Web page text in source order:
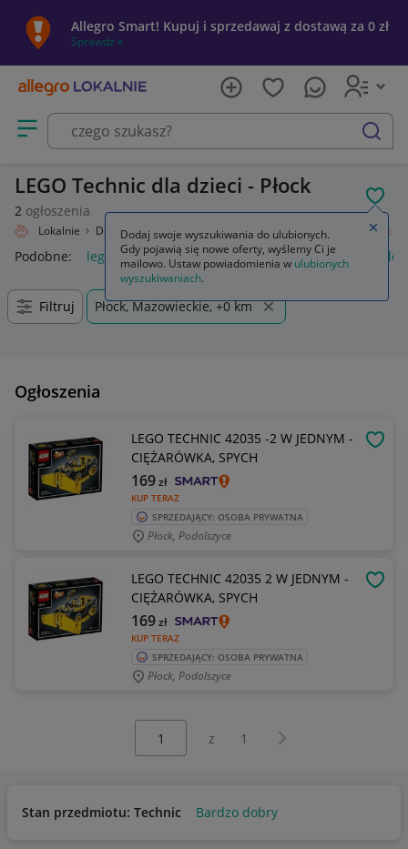
Allegro Smart! Kupuj i sprzedawaj z dostawą za 0 zł
Sprawdź »
Otwórz menu z kategoriami
szukaj
LEGO Technic dla dzieci - Płock
2 ogłoszenia
Lokalnie Dziecko Zabawki Klocki LEGO Zestawy Technic
Podobne: lego technic blok techniczny wieża technics
Filtruj Płock, Mazowieckie, +0 km
Ogłoszenia
LEGO TECHNIC 42035 -2 W JEDNYM -
CIĘŻARÓWKA, SPYCH
KUP TERAZ
169zł
SPRZEDAJĄCY: OSOBA PRYWATNA
Płock, Podolszyce
LEGO TECHNIC 42035 2 W JEDNYM -
CIĘŻARÓWKA, SPYCH
KUP TERAZ
169zł
SPRZEDAJĄCY: OSOBA PRYWATNA
Płock, Podolszyce
z 1 Następna strona
Stan przedmiotu: Technic Bardzo dobry
Dodaj swoje wyszukiwania do ulubionych.
Gdy pojawią się nowe oferty, wyślemy Ci je
mailowo. Ustaw powiadomienia w ulubionych
wyszukiwaniach.